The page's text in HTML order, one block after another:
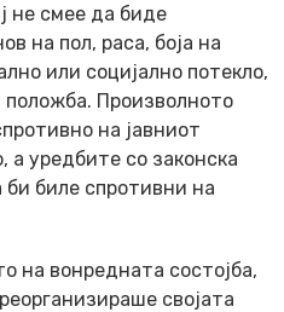
не смее да биде
на пол, раса, боја на
или социјално потекло,
Произволното
на јавниот
уредбите со законска
биле спротивни на
на вонредната состојба,
својата